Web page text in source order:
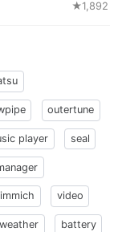
★1,892
outertune
player seal
immich video
weather battery